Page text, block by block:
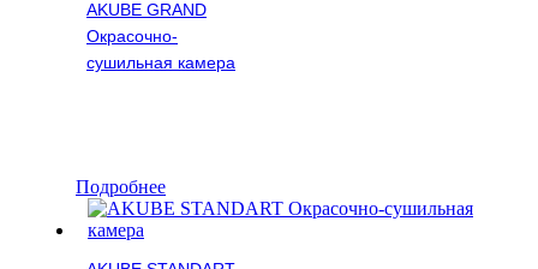
AKUBE GRAND
Окрасочно-
сушильная камера
Подробнее